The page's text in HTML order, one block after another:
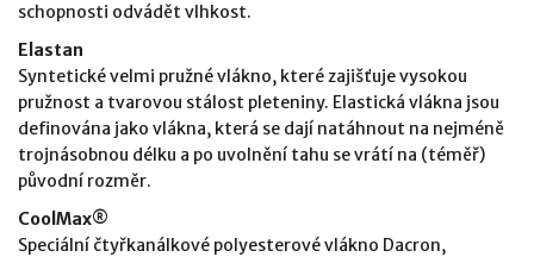
schopnosti odvádět vlhkost.
Elastan
Syntetické velmi pružné vlákno, které zajišťuje vysokou
pružnost a tvarovou stálost pleteniny. Elastická vlákna jsou
definována jako vlákna, která se dají natáhnout na nejméně
trojnásobnou délku a po uvolnění tahu se vrátí na (téměř)
původní rozměr.
CoolMax®
Speciální čtyřkanálkové polyesterové vlákno Dacron,